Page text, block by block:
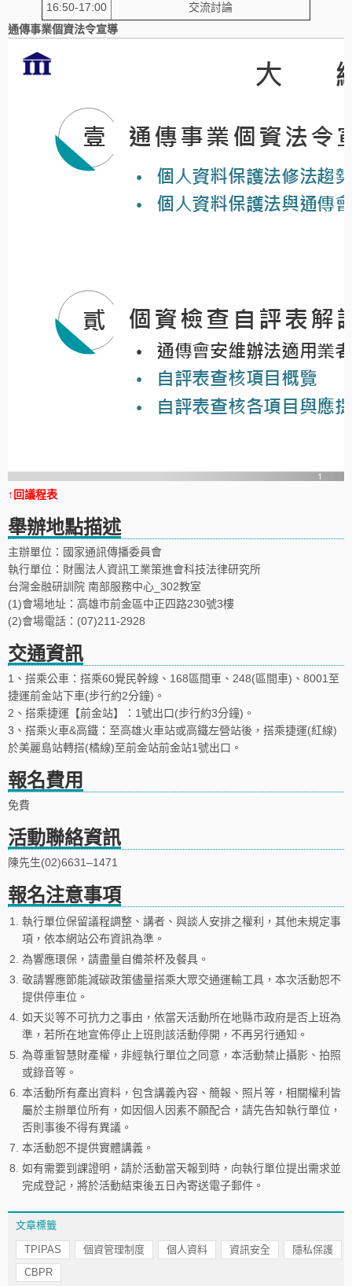
16:50-17:00
交流討論
通傳事業個資法令宣導
↑回議程表
舉辦地點描述
主辦單位：國家通訊傳播委員會
執行單位：財團法人資訊工業策進會科技法律研究所
台灣金融研訓院 南部服務中心_302教室
(1)會場地址：高雄市前金區中正四路230號3樓
(2)會場電話：(07)211-2928
交通資訊
1、搭乘公車：搭乘60覺民幹線、168區間車、248(區間車)、8001至
捷運前金站下車(步行約2分鐘)。
2、搭乘捷運【前金站】：1號出口(步行約3分鐘)。
3、搭乘火車&高鐵：至高雄火車站或高鐵左營站後，搭乘捷運(紅線)
於美麗島站轉搭(橘線)至前金站前金站1號出口。
報名費用
免費
活動聯絡資訊
陳先生(02)6631–1471
報名注意事項
1.
執行單位保留議程調整、講者、與談人安排之權利，其他未規定事
項，依本網站公布資訊為準。
2. 為響應環保，請盡量自備茶杯及餐具。
3. 敬請響應節能減碳政策儘量搭乘大眾交通運輸工具，本次活動恕不
提供停車位。
4. 如天災等不可抗力之事由，依當天活動所在地縣市政府是否上班為
準，若所在地宣佈停止上班則該活動停開，不再另行通知。
5. 為尊重智慧財產權，非經執行單位之同意，本活動禁止攝影、拍照
或錄音等。
6. 本活動所有產出資料，包含講義內容、簡報、照片等，相關權利皆
屬於主辦單位所有，如因個人因素不願配合，請先告知執行單位，
否則事後不得有異議。
7. 本活動恕不提供實體講義。
8. 如有需要到課證明，請於活動當天報到時，向執行單位提出需求並
完成登記，將於活動結束後五日內寄送電子郵件。
文章標籤
TPIPAS 個資管理制度 個人資料 資訊安全
隱私保護
CBPR